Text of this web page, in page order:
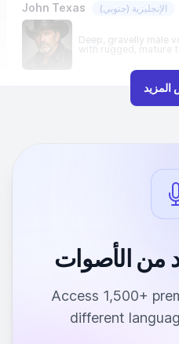
John Texas الإنجليزية (جنوبي)
Deep, gravelly male
with rugged, mature
من الأصوات
Access 1,500+
different